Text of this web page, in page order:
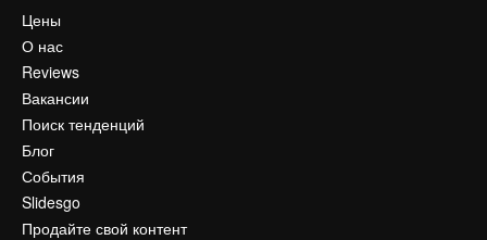
Цены
О нас
Reviews
Вакансии
Поиск тенденций
Блог
События
Slidesgo
Продайте свой контент